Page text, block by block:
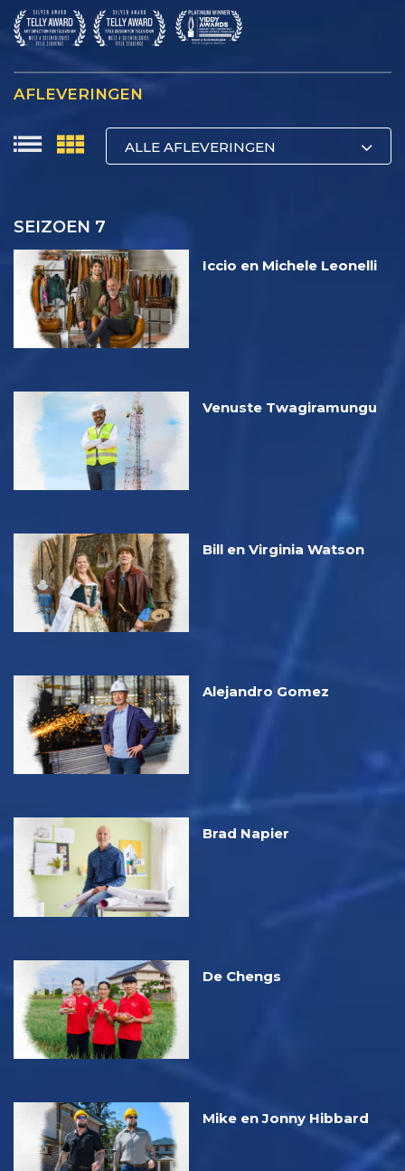
AFLEVERINGEN
ALLE AFLEVERINGEN
SEIZOEN 7
Iccio en Michele Leonelli
Venuste Twagiramungu
Bill en Virginia Watson
Alejandro Gomez
Brad Napier
De Chengs
Mike en Jonny Hibbard